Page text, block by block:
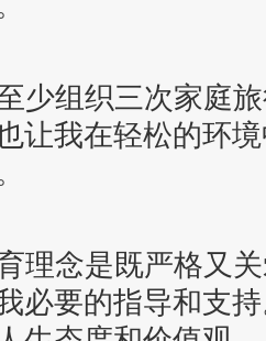
少组织三次家庭
让我在轻松的环
理念是既严格又
必要的指导和支